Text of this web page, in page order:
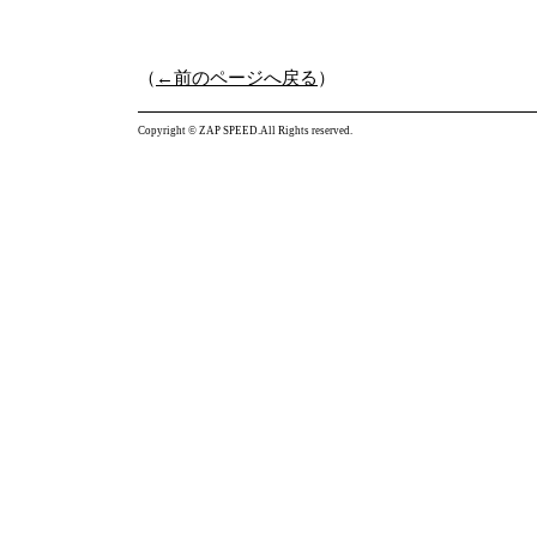
（ ←前のページへ戻る ）
Copyright © ZAP SPEED.All Rights reserved.